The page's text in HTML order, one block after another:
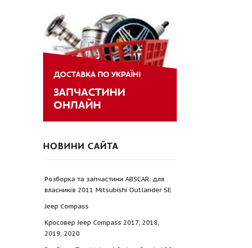
ДОСТАВКА ПО УКРАЇНІ
ЗАПЧАСТИНИ
ОНЛАЙН
НОВИНИ САЙТА
Розборка та запчастини ABSCAR: для
власників 2011 Mitsubishi Outlander SE
Jeep Compass
Кросовер Jeep Compass 2017, 2018,
2019, 2020